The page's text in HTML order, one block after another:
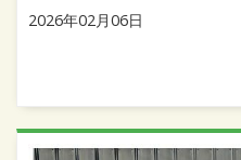
2026年02月06日